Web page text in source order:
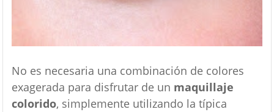
No es necesaria una combinación de colores
exagerada para disfrutar de un maquillaje
colorido, simplemente utilizando la típica